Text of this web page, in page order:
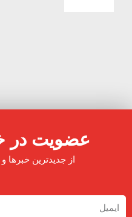
عضویت در
از جدیدترین